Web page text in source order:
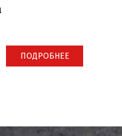
ПОДРОБНЕЕ